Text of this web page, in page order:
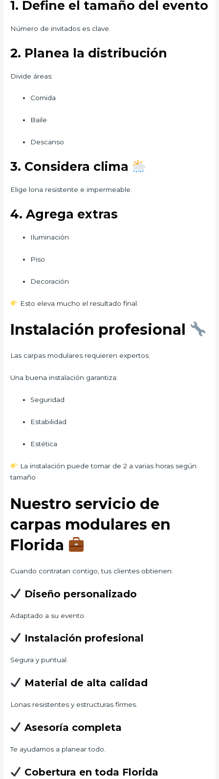
1. Define el tamaño del evento
Número de invitados es clave.
2. Planea la distribución
Divide áreas:
Comida
Baile
Descanso
3. Considera clima
Elige lona resistente e impermeable.
4. Agrega extras
Iluminación
Piso
Decoración
Esto eleva mucho el resultado final.
Instalación profesional
Las carpas modulares requieren expertos.
Una buena instalación garantiza:
Seguridad
Estabilidad
Estética
La instalación puede tomar de 2 a varias horas según
tamaño
Nuestro servicio de
carpas modulares en
Florida
Cuando contratan contigo, tus clientes obtienen:
Diseño personalizado
Adaptado a su evento.
Instalación profesional
Segura y puntual.
Material de alta calidad
Lonas resistentes y estructuras firmes.
Asesoría completa
Te ayudamos a planear todo.
Cobertura en toda Florida